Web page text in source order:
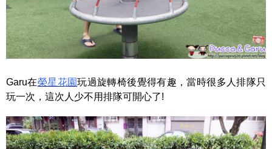
Garu在榮星花園玩過旋轉椅後覺得有趣，當時很多人排隊只
玩一次，這次人少不用排隊可開心了!